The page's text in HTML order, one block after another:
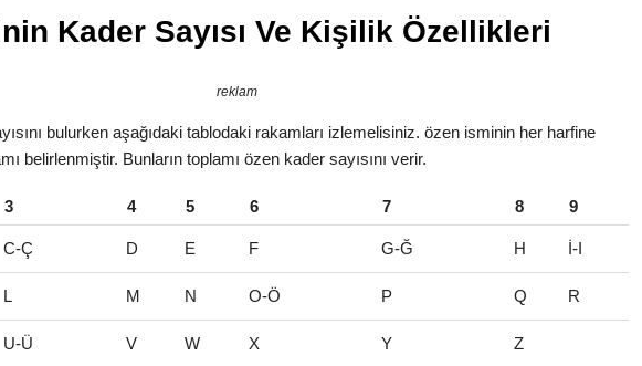
Kader Sayısı Ve Kişilik Özellikleri
reklam
bulurken aşağıdaki tablodaki rakamları izlemelisiniz. özen isminin her harfine
belirlenmiştir. Bunların toplamı özen kader sayısını verir.
3 4 5 6 7 8 9
C-Ç D E F G-Ğ H İ-I
L M N O-Ö P Q R
U-Ü V W X Y Z